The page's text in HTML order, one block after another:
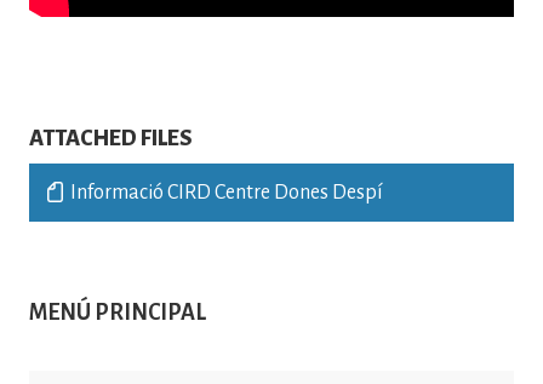
MENÚ PRINCIPAL
ATTACHED FILES
Informació CIRD Centre Dones Despí